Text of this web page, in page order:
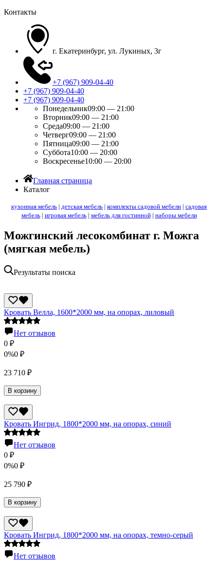
Контакты
г. Екатеринбург, ул. Лукиных, 3г
+7 (967) 909-04-40
+7 (967) 909-04-40
+7 (967) 909-04-40
Понедельник09:00 — 21:00
Вторник09:00 — 21:00
Среда09:00 — 21:00
Четверг09:00 — 21:00
Пятница09:00 — 21:00
Суббота10:00 — 20:00
Воскресенье10:00 — 20:00
Главная страница
Каталог
кухонная мебель | детская мебель | комплекты садовой мебели | садовая
мебель| игровая мебель| мебель для гостинной| наборы мебели
Можгинский лесокомбинат г. Можга
(мягкая мебель)
Результаты поиска
Кровать Велла, 1600*2000 мм, на опорах, лиловый
Нет отзывов
0 ₽
0%0 ₽
23 710 ₽
В корзину
Кровать Ингрид, 1800*2000 мм, на опорах, синий
Нет отзывов
0 ₽
0%0 ₽
25 790 ₽
В корзину
Кровать Ингрид, 1800*2000 мм, на опорах, темно-серый
Нет отзывов